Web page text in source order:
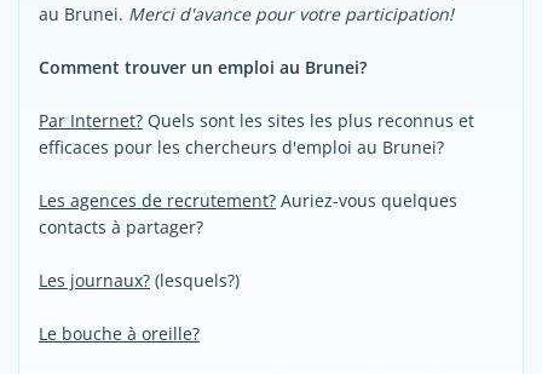
au Brunei. Merci d'avance pour votre participation!
Comment trouver un emploi au Brunei?
Par Internet? Quels sont les sites les plus reconnus et
efficaces pour les chercheurs d'emploi au Brunei?
Les agences de recrutement? Auriez-vous quelques
contacts à partager?
Les journaux? (lesquels?)
Le bouche à oreille?